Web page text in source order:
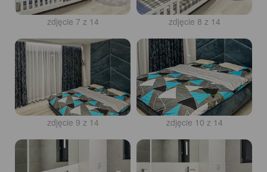
zdjęcie 7 z 14 zdjęcie 8 z 14
zdjęcie 9 z 14 zdjęcie 10 z 14